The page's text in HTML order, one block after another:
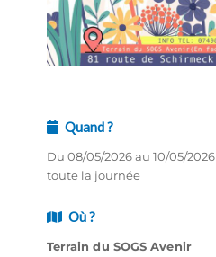
Quand ?
Du 08/05/2026 au 10/05/2026
toute la journée
Où ?
Terrain du SOGS Avenir